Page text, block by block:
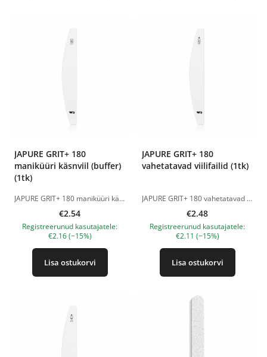
JAPURE GRIT+ 180
maniküüri käsnviil (buffer)
(1tk)
JAPURE GRIT+ 180 maniküüri käsnviil (buffer) on professionaalne abrasiivne küünebuffer pehme vahtpõhjaga, mis on loodud naturaalse küüneplaadi õrnaks ettevalmistamiseks. Sobib maniküüriks, küünenaha ja külgvallide töötlemiseks ning lahtiste küüneosade õrnaks eemaldamiseks. Tänu elastsele sponge-põhjale kohandub buffer pehmelt küüne pinnaga ning tagab mugava ja kontrollitud töötlemise. Abrasiivsus 180 grit (180 ühikut 1 cm² kohta) aitab tõhusalt siluda ja ühtlustada küüneplaati ilma liigse agressiivse mõjuta. Tootmisel kasutatakse premium-klassi Jaapani abrasiivi naturaalse kvartsipõhise koostisega. Ühtlaselt jaotatud abrasiivkiht tagab stabiilse ja ühtlase töö küünte ja naha töötlemisel. Spetsiaalne anti-dust kate aitab vähendada tolmu kogunemist ning säilitab buffri tööomadused pika aja jooksul. JAPURE GRIT+ 180 sponge buffer sobib: — naturaalse küüneplaadi ettevalmistamiseks; — küünte õrnaks matistamiseks; — küünenaha ja külgvallide töötlemiseks; — väikeste ebatasasuste silumiseks; — küünte ettevalmistamiseks enne geellakki; — professionaalseks ja koduseks kasutamiseks. JAPURE GRIT+ 180 eelised: • pehme vahtpõhi; • premium Jaapani abrasiiv; • 180 grit abrasiivsus; • anti-dust kate; • mugav töö naturaalsete küüntega; • sobib õrnaks naha töötlemiseks; • mugav maniküüriks ja pediküüriks. Tootepildid on illustratiivsed. Küsimuste korral ootame alati Sinu meili nanatallinn@gmail.com
€2.54
Registreerunud kasutajatele:
€2.16 (−15%)
Lisa ostukorvi
JAPURE GRIT+ 180
vahetatavad viilifailid (1tk)
JAPURE GRIT+ 180 vahetatavad viilifailid on professionaalsed ühekordsed abrasiivpinnad maniküüri ja pediküüri jaoks, mis on loodud naturaalsete küünte ohutuks ja täpseks töötlemiseks. Optimaalne 180 grit abrasiiv sobib küüne kuju korrigeerimiseks, vaba serva viimistlemiseks ja küüneplaadi ettevalmistamiseks enne geellaki pealekandmist. Tootmisel kasutatakse kvaliteetset Jaapani abrasiivi naturaalse kvartsliiva baasil. Ühtlaselt jaotatud abrasiivtagab sujuva ja mugava töö ilma liigse surve ja kahjustuseta naturaalsele küünele. Spetsiaalne anti-dust kate aitab vähendada tolmu kogunemist töö ajal ning säilitab abrasiivi efektiivsuse kogu protseduuri vältel. 180 grit sobib: — naturaalsete küünte töötlemiseks; — pikkuse ja kuju korrigeerimiseks; — küüneplaadi ettevalmistamiseks; — vaba serva viimistlemiseks; — maniküüriks ja pediküüriks; — professionaalseks ja koduseks kasutamiseks. JAPURE GRIT+ 180 eelised: • ühekordsed vahetatavad viilifailid; • kvaliteetne Jaapani abrasiiv; • ühtlane abrasiivkate; • mugav küünte viilimine; • ohutu viili serv; • anti-dust kate; • nurgake raskesti ligipääsetavate kohtade jaoks; • sobivad professionaalseks kasutamiseks. Tootepildid on illustratiivsed. Küsimuste korral ootame alati Sinu meili nanatallinn@gmail.com
€2.48
Registreerunud kasutajatele:
€2.11 (−15%)
Lisa ostukorvi